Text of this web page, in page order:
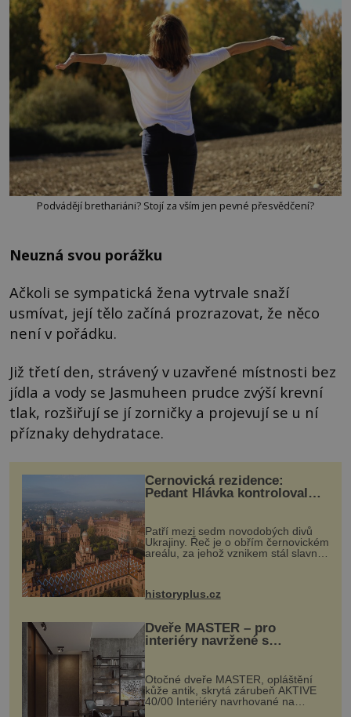
Podvádějí brethariáni? Stojí za vším jen pevné přesvědčení?
Neuzná svou porážku
Ačkoli se sympatická žena vytrvale snaží
usmívat, její tělo začíná prozrazovat, že něco
není v pořádku.
Již třetí den, strávený v uzavřené místnosti bez
jídla a vody se Jasmuheen prudce zvýší krevní
tlak, rozšiřují se jí zorničky a projevují se u ní
příznaky dehydratace.
Černovická rezidence:
Pedant Hlávka kontroloval
Patří mezi sedm novodobých divů
Ukrajiny. Řeč je o obřím černovickém
areálu, za jehož vznikem stál slavný
český architekt Josef Hlávka. Ten si
na něm dal mimořádně záležet. Jeho
stavební plány by při ...
historyplus.cz
Dveře MASTER – pro
interiéry navržené s
rozumem i vášní!
Otočné dveře MASTER, opláštění
kůže antik, skrytá zárubeň AKTIVE
40/00 Interiéry navrhované na
zakázku často vyžadují atypické